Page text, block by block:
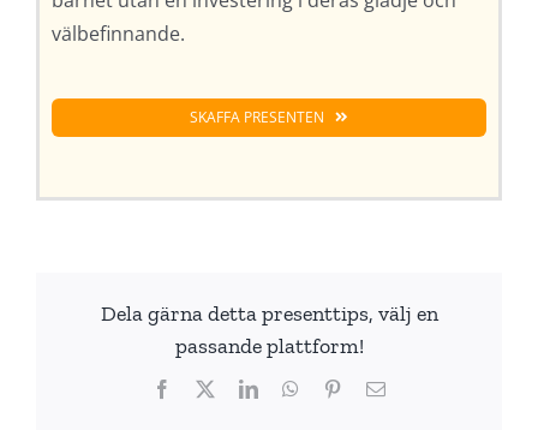
välbefinnande.
SKAFFA PRESENTEN
Dela gärna detta presenttips, välj en
passande plattform!
Facebook LinkedInWhatsApp
Pinterest
E-